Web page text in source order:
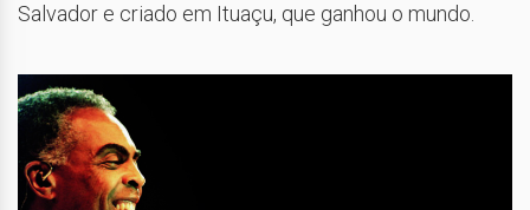
Salvador e criado em Ituaçu, que ganhou o mundo.